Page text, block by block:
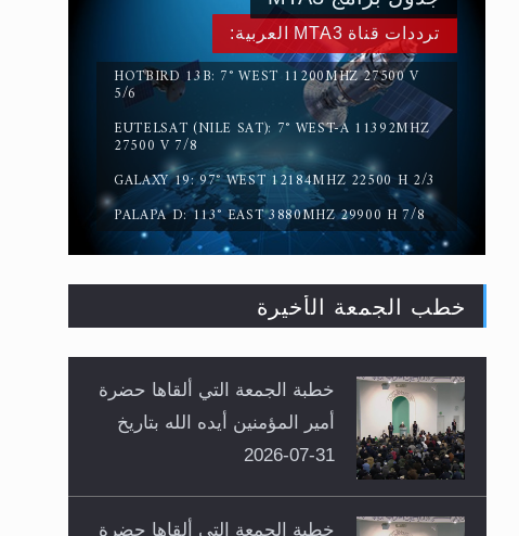
القرآن قاضٍ وحكمٌ على السنة
ومهيمنٌ عليها.. ليس العكس
ترددات قناة MTA3 العربية:
HOTBIRD 13B: 7° WEST 11200MHZ 27500 V
5/6
EUTELSAT (NILE SAT): 7° WEST-A 11392MHZ
27500 V 7/8
GALAXY 19: 97° WEST 12184MHZ 22500 H 2/3
PALAPA D: 113° EAST 3880MHZ 29900 H 7/8
خطب الجمعة الأخيرة
خطبة الجمعة التي ألقاها حضرة
أمير المؤمنين أيده الله بتاريخ
31-07-2026
خطبة الجمعة التي ألقاها حضرة